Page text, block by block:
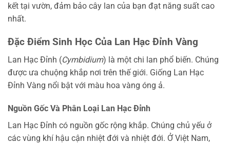
kết tại vườn, đảm bảo cây lan của bạn đạt năng suất cao
nhất.
Đặc Điểm Sinh Học Của Lan Hạc Đỉnh Vàng
Lan Hạc Đỉnh (Cymbidium) là một chi lan phổ biến. Chúng
được ưa chuộng khắp nơi trên thế giới. Giống Lan Hạc
Đỉnh Vàng nổi bật với màu hoa vàng óng ả.
Nguồn Gốc Và Phân Loại Lan Hạc Đỉnh
Lan Hạc Đỉnh có nguồn gốc rộng khắp. Chúng chủ yếu ở
các vùng khí hậu cận nhiệt đới và nhiệt đới. Ở Việt Nam,